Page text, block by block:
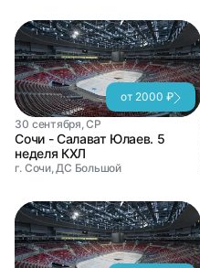
от 2000 ₽
30 сентября, СР
Сочи - Салават Юлаев. 5
неделя КХЛ
г. Сочи, ДС Большой